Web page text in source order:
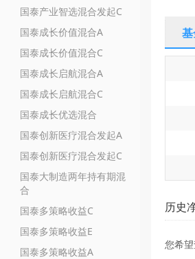
国泰产业智选混合发起C
国泰成长价值混合A
国泰成长价值混合C
国泰成长启航混合A
国泰成长启航混合C
国泰成长优选混合
国泰创新医疗混合发起A
国泰创新医疗混合发起C
国泰大制造两年持有期混
合
国泰多策略收益C
国泰多策略收益E
国泰多策略收益A
历史
您希